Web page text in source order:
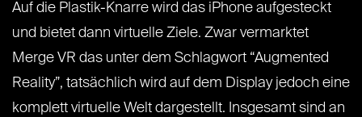
Auf die Plastik-Knarre wird das iPhone aufgesteckt
und bietet dann virtuelle Ziele. Zwar vermarktet
Merge VR das unter dem Schlagwort “Augmented
Reality”, tatsächlich wird auf dem Display jedoch eine
komplett virtuelle Welt dargestellt. Insgesamt sind an